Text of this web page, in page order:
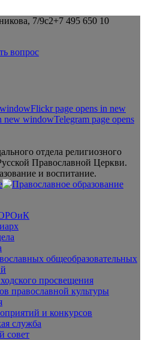
7/9с2+7 495 650 10
вопрос
Flickr page opens in new
new windowTelegram page opens
отдела религиозного
Православной Церкви.
и воспитание.
общеобразовательных
просвещения
православной культуры
и конкурсов
служба
совет